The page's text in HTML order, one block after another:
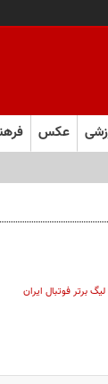
عکس
صعود کرد
لیگ برتر فوتبال ایران